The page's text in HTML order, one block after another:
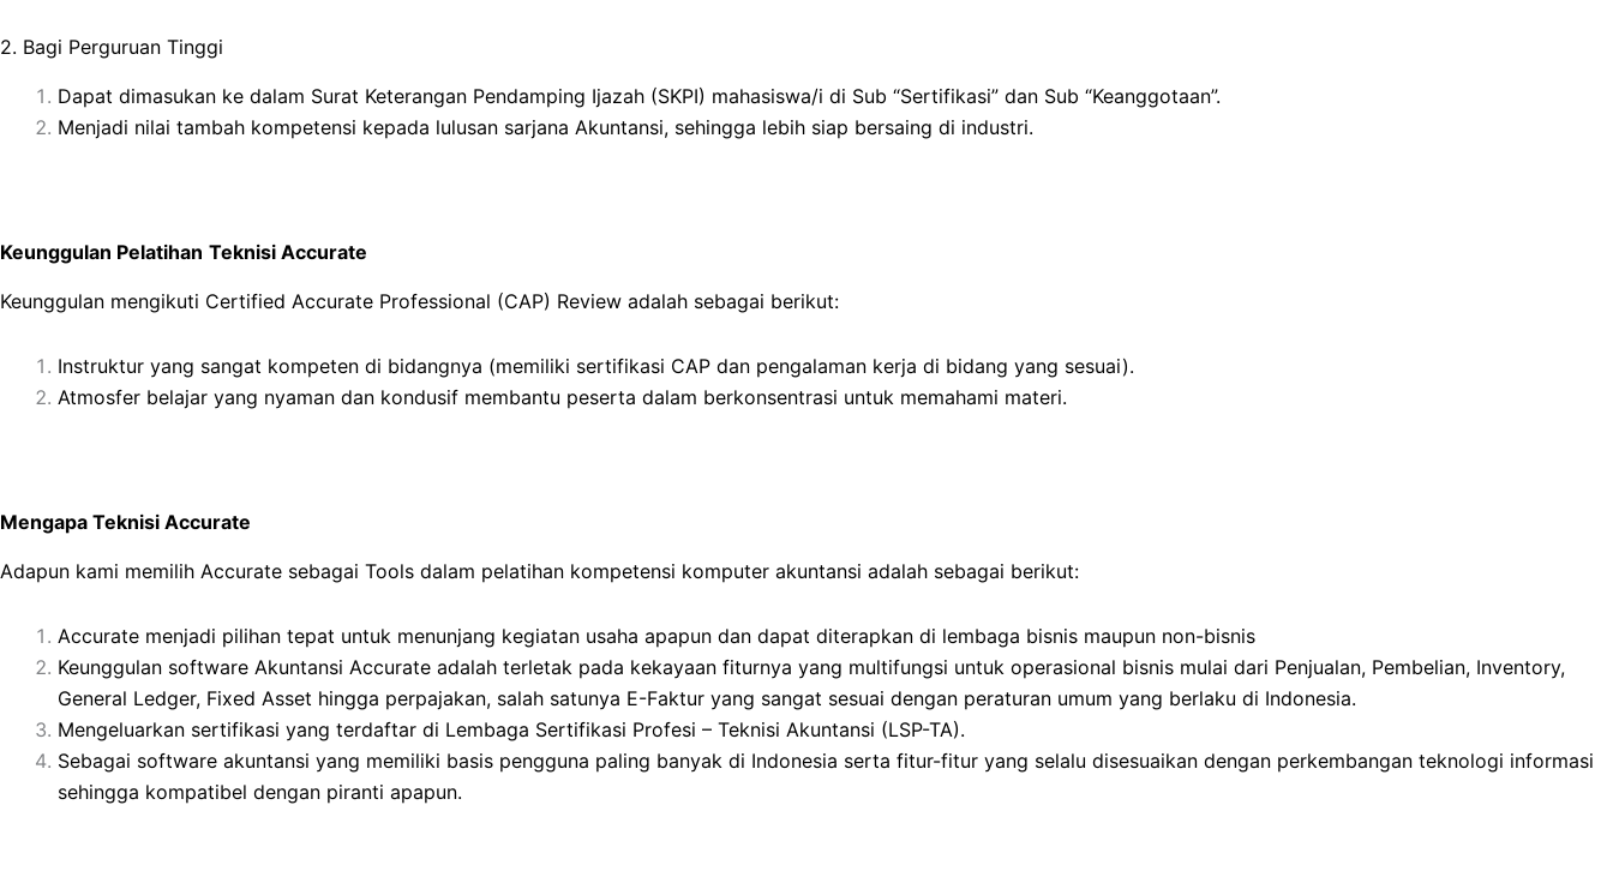
2. Bagi Perguruan Tinggi
Dapat dimasukan ke dalam Surat Keterangan Pendamping Ijazah (SKPI) mahasiswa/i di Sub “Sertifikasi” dan Sub “Keanggotaan”.
Menjadi nilai tambah kompetensi kepada lulusan sarjana Akuntansi, sehingga lebih siap bersaing di industri.
Keunggulan Pelatihan Teknisi Accurate
Keunggulan mengikuti Certified Accurate Professional (CAP) Review adalah sebagai berikut:
Instruktur yang sangat kompeten di bidangnya (memiliki sertifikasi CAP dan pengalaman kerja di bidang yang sesuai).
Atmosfer belajar yang nyaman dan kondusif membantu peserta dalam berkonsentrasi untuk memahami materi.
Mengapa Teknisi Accurate
Adapun kami memilih Accurate sebagai Tools dalam pelatihan kompetensi komputer akuntansi adalah sebagai berikut:
Accurate menjadi pilihan tepat untuk menunjang kegiatan usaha apapun dan dapat diterapkan di lembaga bisnis maupun non-bisnis
Keunggulan software Akuntansi Accurate adalah terletak pada kekayaan fiturnya yang multifungsi untuk operasional bisnis mulai dari Penjualan, Pembelian, Inventory,
General Ledger, Fixed Asset hingga perpajakan, salah satunya E-Faktur yang sangat sesuai dengan peraturan umum yang berlaku di Indonesia.
Mengeluarkan sertifikasi yang terdaftar di Lembaga Sertifikasi Profesi – Teknisi Akuntansi (LSP-TA).
Sebagai software akuntansi yang memiliki basis pengguna paling banyak di Indonesia serta fitur-fitur yang selalu disesuaikan dengan perkembangan teknologi informasi
sehingga kompatibel dengan piranti apapun.